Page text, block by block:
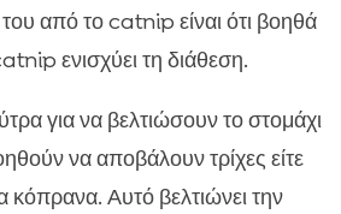
από το catnip είναι ότι βοηθά
ενισχύει τη διάθεση.
για να βελτιώσουν το στομάχι
να αποβάλουν τρίχες είτε
κόπρανα. Αυτό βελτιώνει την